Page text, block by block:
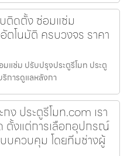
ติดตั้ง ซ่อมแซ่ม
ตโนมัติ ครบวงจร ราคา
แซ่ม ปรับปรุงประตูรีโมท ประตู
การดูแลหลังกา
ง ประตูรีโมท.com เรา
ตั้งแต่การเลือกอุปกรณ์
บบควบคุม โดยทีมช่างผู้